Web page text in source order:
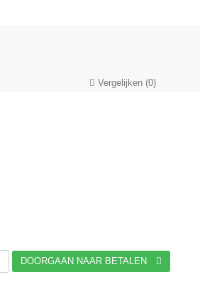
Vergelijken (0)
DOORGAAN NAAR BETALEN